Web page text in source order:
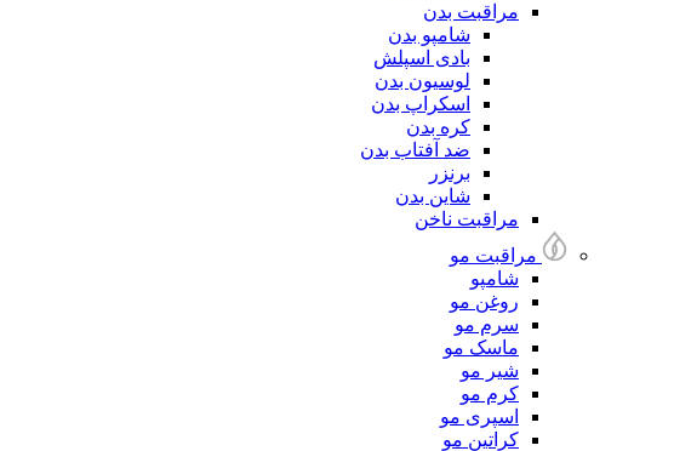
مراقبت بدن
شامپو بدن
بادی اسپلش
لوسیون بدن
اسکراپ بدن
کره بدن
ضد آفتاب بدن
برنزر
شاین بدن
مراقبت ناخن
مراقبت مو
شامپو
روغن مو
سرم مو
ماسک مو
شیر مو
کرم مو
اسپری مو
کراتین مو